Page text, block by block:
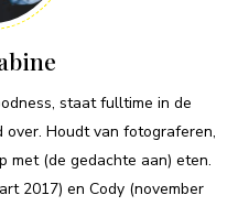
staat fulltime in de
Houdt van fotograferen,
met (de gedachte aan) eten.
2017) en Cody (november